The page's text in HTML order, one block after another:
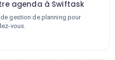
agenda à Swiftask
gestion de planning pour
vous.